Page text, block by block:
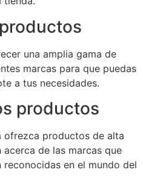
una amplia gama de
marcas para que puedas
a tus necesidades.
productos
ofrezca productos de alta
de las marcas que
en el mundo del